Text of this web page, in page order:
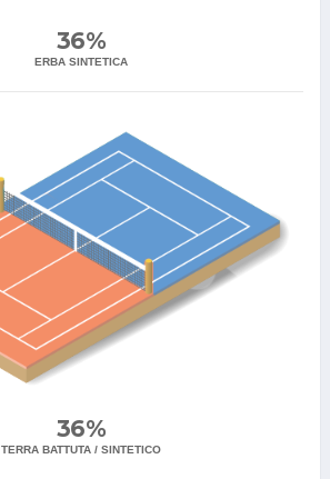
36%
ERBA SINTETICA
36%
TERRA BATTUTA / SINTETICO